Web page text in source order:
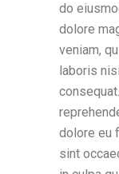
do
dolore
veniam,
laboris
dolore eu
sint